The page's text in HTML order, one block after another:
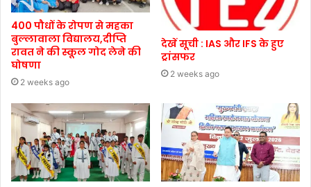
400 पौधों के रोपण से महका
बुल्लावाला विद्यालय,दीप्ति
रावत ने की स्कूल गोद लेने की
घोषणा
2 weeks ago
देखें सूची : IAS और IFS के हुए
ट्रांसफर
2 weeks ago